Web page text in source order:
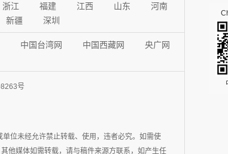
浙江 福建 江西 山东
河南
新疆 深圳
中国台湾网 中国西藏网
央广网
号
位未经允许禁止转载、使用，违者必究。如需使
他媒体如需转载，请与稿件来源方联系，如产生任